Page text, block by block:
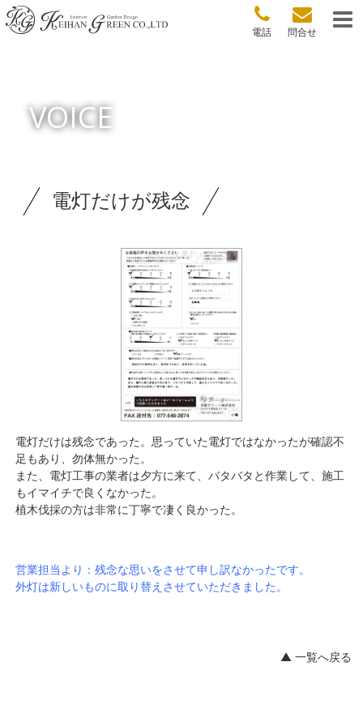
問合せ
電話
VOICE
電灯だけが残念
電灯だけは残念であった。思っていた電灯ではなかったが確認不
足もあり、勿体無かった。
また、電灯工事の業者は夕方に来て、バタバタと作業して、施工
もイマイチで良くなかった。
植木伐採の方は非常に丁寧で凄く良かった。
営業担当より：残念な思いをさせて申し訳なかったです。
外灯は新しいものに取り替えさせていただきました。
▲ 一覧へ戻る